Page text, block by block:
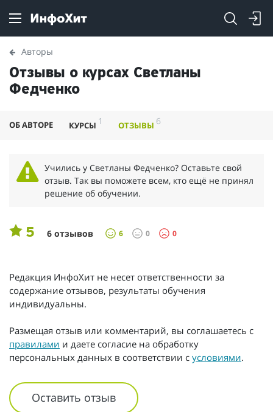
Авторы
Отзывы о курсах Светланы
Федченко
ОБ АВТОРЕ КУРСЫ 1 ОТЗЫВЫ 6
Учились у Светланы Федченко? Оставьте свой
отзыв. Так вы поможете всем, кто ещё не принял
решение об обучении.
5 6 отзывов 6 0 0
Редакция ИнфоХит не несет ответственности за
содержание отзывов, результаты обучения
индивидуальны.
Размещая отзыв или комментарий, вы соглашаетесь с
правилами и даете согласие на обработку
персональных данных в соответствии с условиями.
Оставить отзыв